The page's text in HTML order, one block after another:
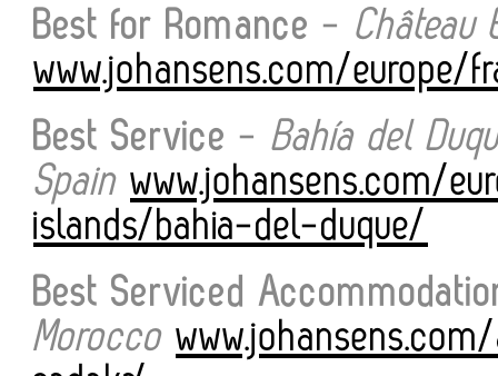
Best for Romance - Château
www.johansens.com/europe/
Best Service - Bahía del
Spain www.johansens.com/
islands/bahia-del-duque/
Best Serviced
Morocco